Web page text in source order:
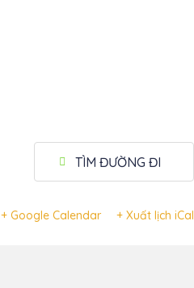
TÌM ĐƯỜNG ĐI
+ Google Calendar + Xuất lịch iCal